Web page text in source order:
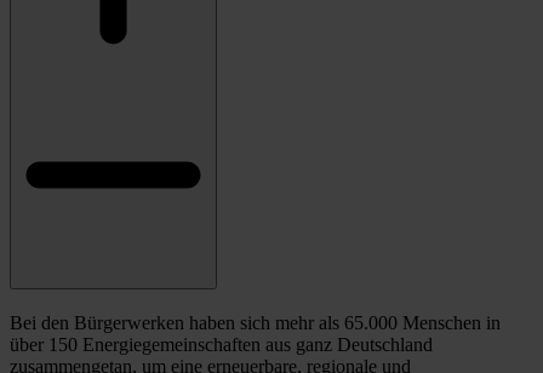
Bei den Bürgerwerken haben sich mehr als 65.000 Menschen in
über 150 Energiegemeinschaften aus ganz Deutschland
zusammengetan, um eine erneuerbare, regionale und